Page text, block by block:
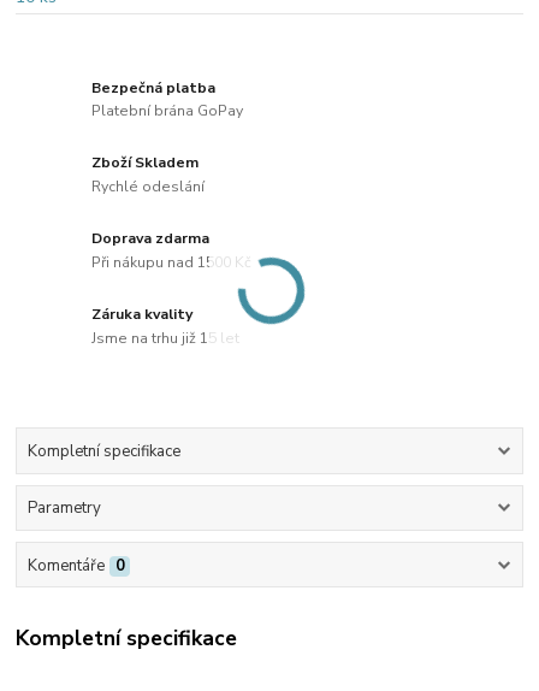
Bezpečná platba
Platební brána GoPay
Zboží Skladem
Rychlé odeslání
Doprava zdarma
Při nákupu nad 1500 Kč
Záruka kvality
Jsme na trhu již 15 let
Kompletní specifikace
Parametry
Komentáře 0
Kompletní specifikace